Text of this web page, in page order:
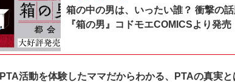
箱の中の男は、いったい誰？ 衝撃の
『箱の男』コドモエCOMICSより発売
活動を体験したママだからわかる、PTAの真実